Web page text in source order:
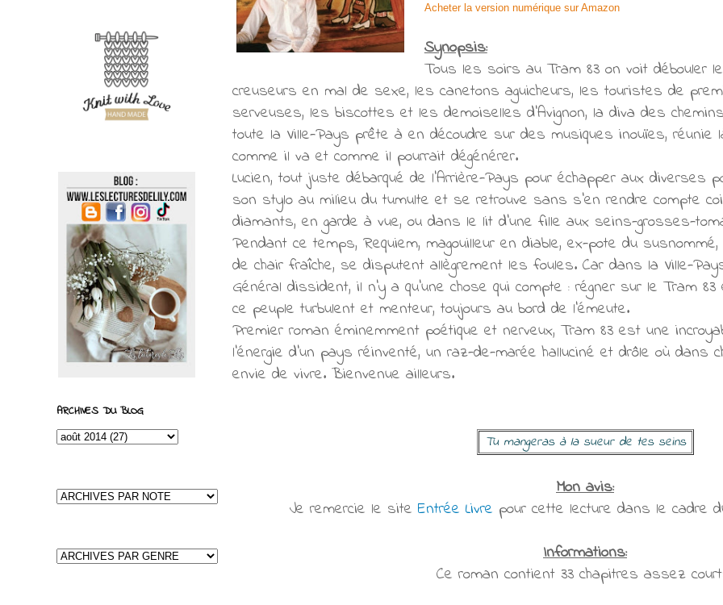
Acheter la version numérique sur Amazon
Synopsis:
Tous les soirs au Tram 83 on voit débouler
creuseurs en mal de sexe, les canetons aguicheurs, les touristes de
serveuses, les biscottes et les demoiselles d’Avignon, la diva des
toute la Ville-Pays prête à en découdre sur des musiques inouïes, réunie
comme il va et comme il pourrait dégénérer.
Lucien, tout juste débarqué de l’Arrière-Pays pour échapper aux diverses
son stylo au milieu du tumulte et se retrouve sans s’en rendre compte
diamants, en garde à vue, ou dans le lit d’une fille aux seins-grosses-
Pendant ce temps, Requiem, magouilleur en diable, ex-pote du
de chair fraîche, se disputent allègrement les foules. Car dans la Ville-
Général dissident, il n’y a qu’une chose qui compte : régner sur le Tram
ce peuple turbulent et menteur, toujours au bord de l’émeute.
Premier roman éminemment poétique et nerveux, Tram 83 est une
l’énergie d’un pays réinventé, un raz-de-marée halluciné et drôle où dans
envie de vivre. Bienvenue ailleurs.
Tu mangeras à la sueur de tes seins
Mon avis:
Je remercie le site Entrée Livre pour cette lecture dans le cadre
Informations:
Ce roman contient 33 chapitres assez
ARCHIVES DU BLOG